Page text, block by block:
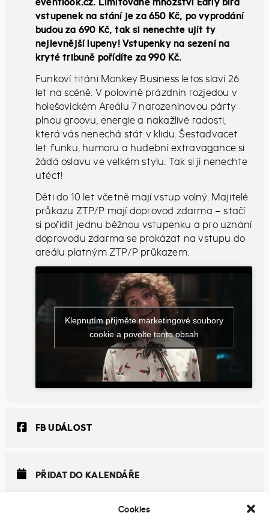
Cookies
vstupenek na stání je za 650 Kč, po vyprodání
budou za 690 Kč, tak si nenechte ujít ty
nejlevnější lupeny! Vstupenky na sezení na
kryté tribuně pořídíte za 990 Kč.
Funkoví titáni Monkey Business letos slaví 26
let na scéně. V polovině prázdnin rozjedou v
holešovickém Areálu 7 narozeninovou párty
plnou groovu, energie a nakažlivé radosti,
která vás nenechá stát v klidu. Šestadvacet
let funku, humoru a hudební extravagance si
žádá oslavu ve velkém stylu. Tak si ji nenechte
utéct!
Děti do 10 let včetně mají vstup volný. Majitelé
průkazu ZTP/P mají doprovod zdarma – stačí
si pořídit jednu běžnou vstupenku a pro uznání
doprovodu zdarma se prokázat na vstupu do
areálu platným ZTP/P průkazem.
Klepnutím přijměte marketingové soubory
cookie a povolte tento obsah
FB UDÁLOST
PŘIDAT DO KALENDÁŘE